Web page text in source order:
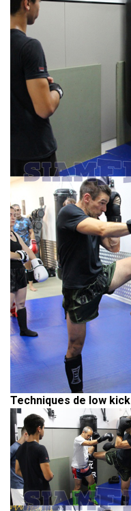
Techniques de low kick